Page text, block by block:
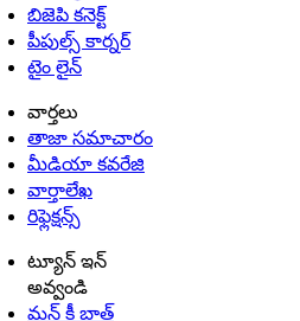
బిజెపి కనెక్ట్
పీపుల్స్ కార్నర్
టైం లైన్
వార్తలు
తాజా సమాచారం
మీడియా కవరేజి
వార్తాలేఖ
రిఫ్లెక్షన్స్
ట్యూన్ ఇన్
అవ్వండి
మన్ కీ బాత్